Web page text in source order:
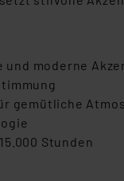
moderne
gemütliche
Stunden